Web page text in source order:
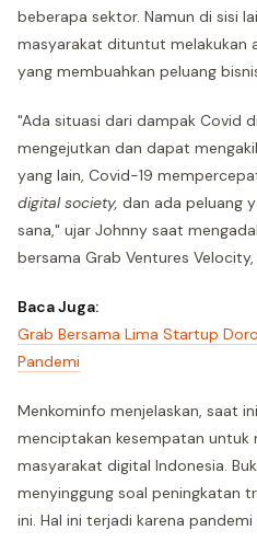
beberapa sektor. Namun di sisi
masyarakat dituntut melakukan
yang membuahkan peluang
"Ada situasi dari dampak Covid
mengejutkan dan dapat
yang lain, Covid-19
digital society, dan ada peluang
sana," ujar Johnny saat
bersama Grab Ventures
Baca Juga:
Grab Bersama Lima Startup
Pandemi
Menkominfo menjelaskan, saat
menciptakan kesempatan untuk
masyarakat digital Indonesia.
menyinggung soal peningkatan
ini. Hal ini terjadi karena